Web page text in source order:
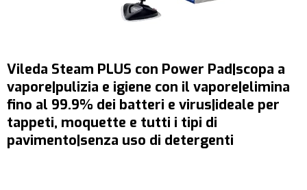
Vileda Steam PLUS con Power Pad|scopa a
vapore|pulizia e igiene con il vapore|elimina
fino al 99.9% dei batteri e virus|ideale per
tappeti, moquette e tutti i tipi di
pavimento|senza uso di detergenti